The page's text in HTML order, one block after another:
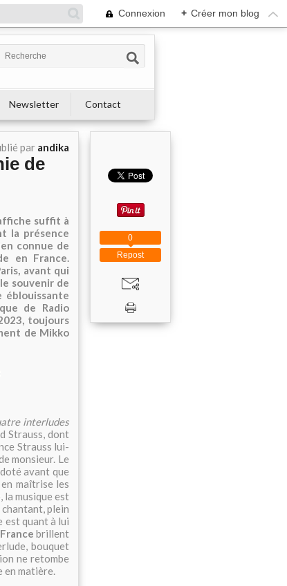
Connexion + Créer mon blog
Newsletter Contact
par andika
de
suffit à
la présence
connue de
en France.
avant qui
souvenir de
éblouissante
de Radio
toujours
de Mikko
interludes
Strauss, dont
Strauss lui-
monsieur. Le
avant que
maîtrise les
la musique est
plein
est quant à lui
brillent
bouquet
ne retombe
en matière.
Repost
0